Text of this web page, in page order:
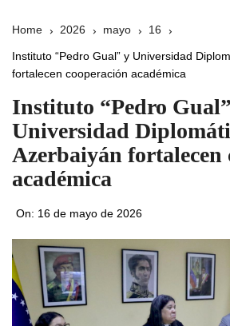
Home 2026 mayo 16
Instituto “Pedro Gual” y Universidad
fortalecen cooperación académica
Instituto “Pedro
Universidad
Azerbaiyán fortalecen
académica
On: 16 de mayo de 2026